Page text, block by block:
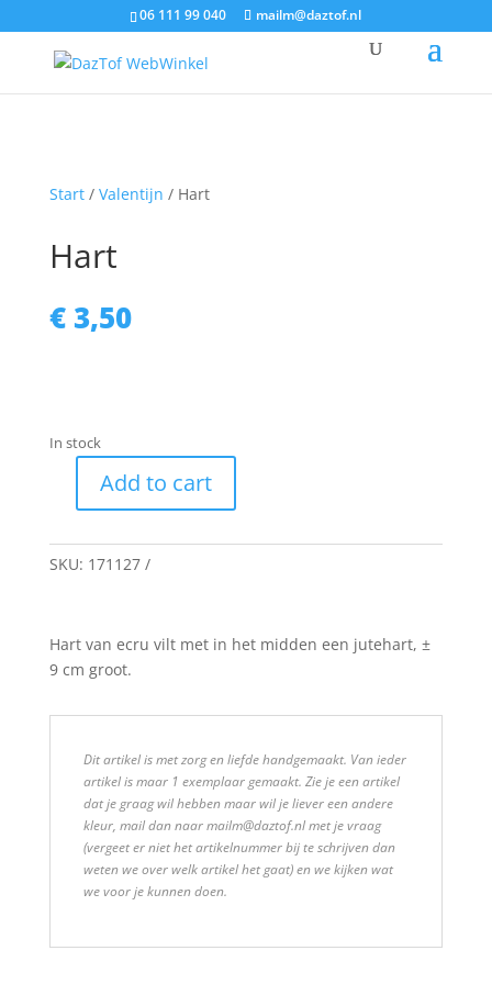
06 111 99 040 mailm@daztof.nl
Start/ Valentijn / Hart
Hart
€3,50
In stock
Add to cart
SKU: 171127
Hart van ecru vilt met in het midden een jutehart, ±
9 cm groot.
Dit artikel is met zorg en liefde handgemaakt. Van ieder
artikel is maar 1 exemplaar gemaakt. Zie je een artikel
dat je graag wil hebben maar wil je liever een andere
kleur, mail dan naar mailm@daztof.nl met je vraag
(vergeet er niet het artikelnummer bij te schrijven dan
weten we over welk artikel het gaat) en we kijken wat
we voor je kunnen doen.